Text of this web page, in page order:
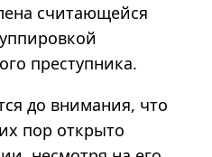
считающейся
преступника.
до внимания, что
пор открыто